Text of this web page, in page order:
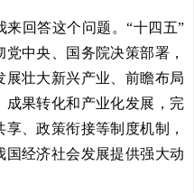
来回答这个问题。“十四五”
中央、国务院决策部署，
壮大新兴产业、前瞻布局
成果转化和产业化发展，完
、政策衔接等制度机制，
国经济社会发展提供强大动